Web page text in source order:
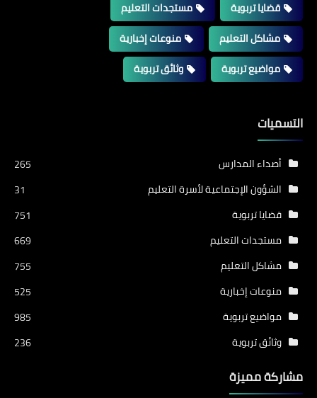
قضايا تربوية
مستجدات التعليم
مشاكل التعليم
منوعات إخبارية
مواضيع تربوية
وثائق تربوية
التسميات
أصداء المدارس
265
الشؤون الإجتماعية لأسرة التعليم
31
قضايا تربوية
751
مستجدات التعليم
669
مشاكل التعليم
755
منوعات إخبارية
525
مواضيع تربوية
985
وثائق تربوية
236
مشاركة مميزة